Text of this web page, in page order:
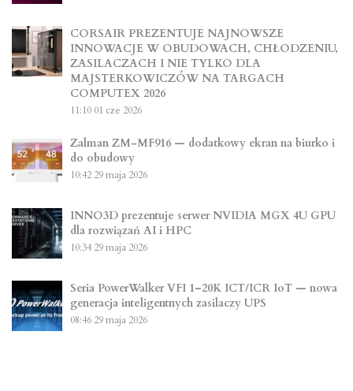
CORSAIR PREZENTUJE NAJNOWSZE
INNOWACJE W OBUDOWACH, CHŁODZENIU,
ZASILACZACH I NIE TYLKO DLA
MAJSTERKOWICZÓW NA TARGACH
COMPUTEX 2026
11:10 01 cze 2026
Zalman ZM-MF916 — dodatkowy ekran na biurko i
do obudowy
10:42 29 maja 2026
INNO3D prezentuje serwer NVIDIA MGX 4U GPU
dla rozwiązań AI i HPC
10:34 29 maja 2026
Seria PowerWalker VFI 1–20K ICT/ICR IoT — nowa
generacja inteligentnych zasilaczy UPS
08:46 29 maja 2026